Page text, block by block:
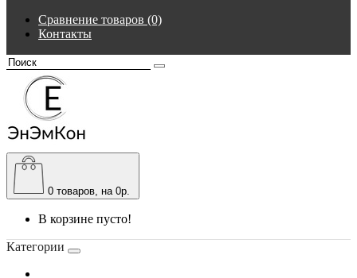
Сравнение товаров (0)
Контакты
0 товаров, на 0р.
В корзине пусто!
Категории